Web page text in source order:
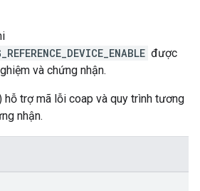
được
và chứng nhận.
hỗ trợ mã lỗi coap và quy trình tương
nhận.